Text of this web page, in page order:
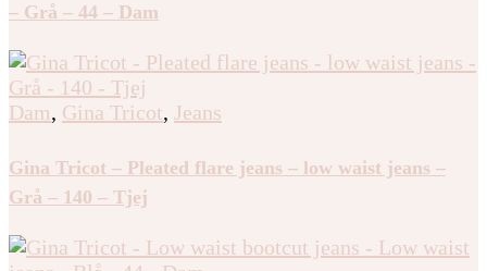
– Grå – 44 – Dam
Dam, Gina Tricot, Jeans
Gina Tricot – Pleated flare jeans – low waist jeans –
Grå – 140 – Tjej